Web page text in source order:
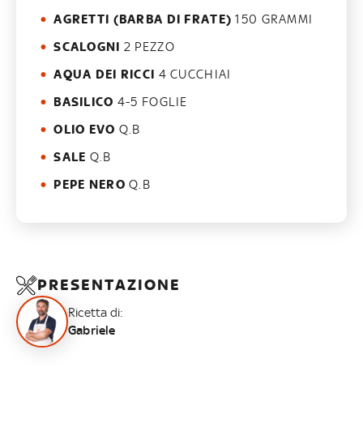
AGRETTI (BARBA DI FRATE) 150 GRAMMI
SCALOGNI 2 PEZZO
AQUA DEI RICCI 4 CUCCHIAI
BASILICO 4-5 FOGLIE
OLIO EVO Q.B
SALE Q.B
PEPE NERO Q.B
PRESENTAZIONE
Ricetta di:
Gabriele